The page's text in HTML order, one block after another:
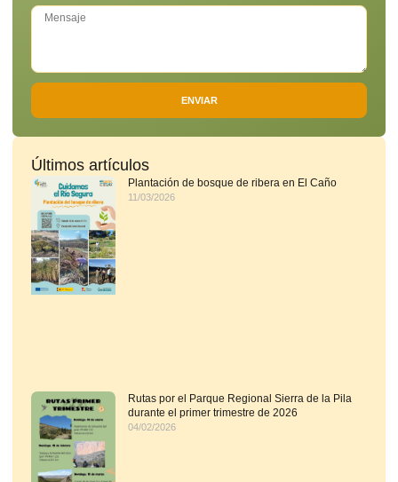
ENVIAR
Últimos artículos
Plantación de bosque de ribera en El Caño
11/03/2026
Rutas por el Parque Regional Sierra de la Pila
durante el primer trimestre de 2026
04/02/2026